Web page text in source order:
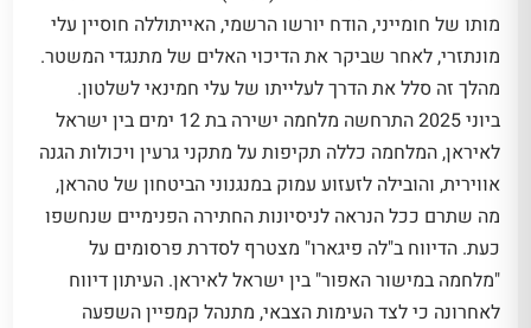
מותו של חומייני, הודח יורשו הרשמי, האייתוללה חוסיין עלי
מונתזרי, לאחר שביקר את הדיכוי האלים של מתנגדי המשטר.
מהלך זה סלל את הדרך לעלייתו של עלי חמינאי לשלטון.
ביוני 2025 התרחשה מלחמה ישירה בת 12 ימים בין ישראל
לאיראן, המלחמה כללה תקיפות על מתקני גרעין ויכולות הגנה
אווירית, והובילה לזעזוע עמוק במנגנוני הביטחון של טהראן,
מה שתרם ככל הנראה לניסיונות החתירה הפנימיים שנחשפו
כעת. הדיווח ב"לה פיגארו" מצטרף לסדרת פרסומים על
"מלחמה במישור האפור" בין ישראל לאיראן. העיתון דיווח
לאחרונה כי לצד העימות הצבאי, מתנהל קמפיין השפעה